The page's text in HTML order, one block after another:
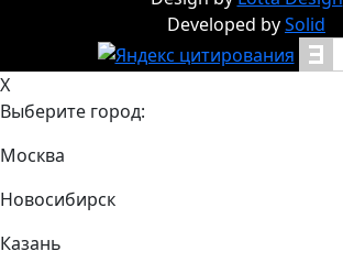
Developed bySolid
X
Выберите город:
Москва
Новосибирск
Казань